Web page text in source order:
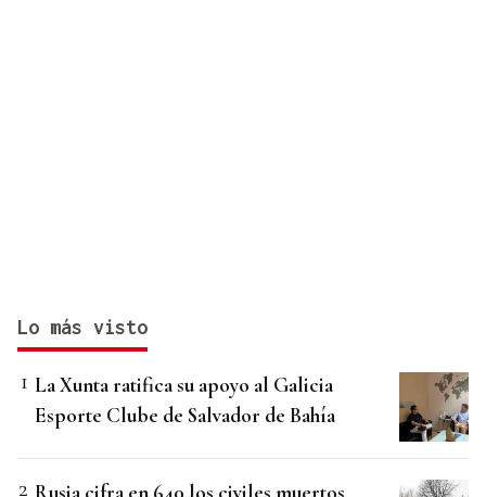
Lo más visto
La Xunta ratifica su apoyo al Galicia
Esporte Clube de Salvador de Bahía